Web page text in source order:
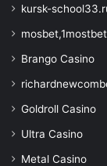
kursk-
Brango Casino
Goldroll Casino
Ultra Casino
Metal Casino